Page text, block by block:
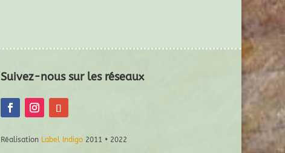
Suivez-nous sur les réseaux
Réalisation Label Indigo2011 • 2022